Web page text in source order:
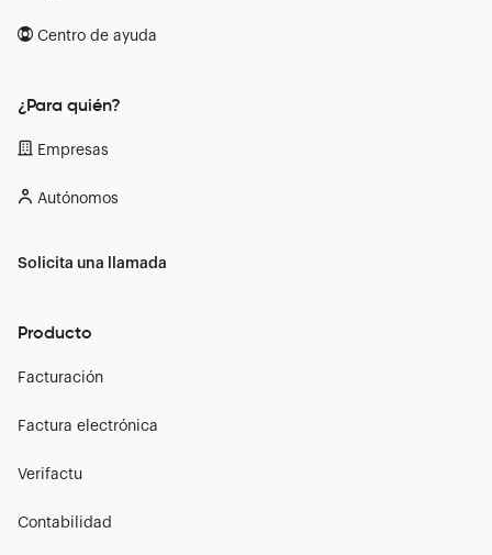
Centro de ayuda
¿Para quién?
Empresas
Autónomos
Solicita una llamada
Producto
Facturación
Factura electrónica
Verifactu
Contabilidad